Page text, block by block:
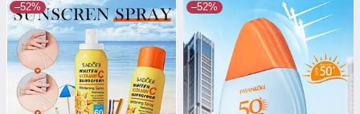
–52% –52%